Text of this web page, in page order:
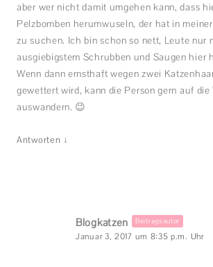
aber wer nicht damit umgehen kann, dass
Pelzbomben herumwuseln, der hat in
zu suchen. Ich bin schon so nett, Leute nur
ausgiebigstem Schrubben und Saugen hier
Wenn dann ernsthaft wegen zwei
gewettert wird, kann die Person gern auf die
auswandern. 😉
Antworten ↓
Blogkatzen Beitragsautor
Januar 3, 2017 um 8:35 p.m. Uhr